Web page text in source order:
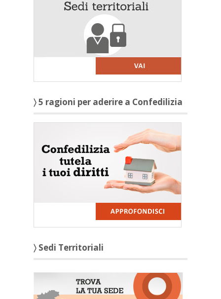
〉 5 ragioni per aderire a Confedilizia
〉 Sedi Territoriali